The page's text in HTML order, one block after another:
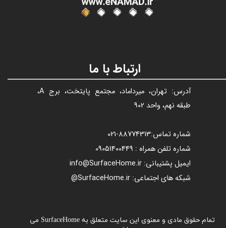
آدرس: تهران، میرداماد، مجتمع پایتخت، برج A،
طبقه نهم، واحد 902
شماره تماس:88774313​​​​​​​
-021​​​​​​​
شماره تلفن همراه : 09051400449
ایمیل پشتیبانی: info@SurfaceHome.ir
شبکه های اجتماعی: SurfaceHome.ir@
تمام حقوق مادی و معنوی این سایت متعلق به SurfaceHome می
ارتباط با ما